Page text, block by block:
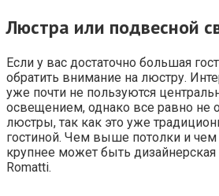
Люстра или подвесной
Если у вас достаточно большая
обратить внимание на люстру.
уже почти не пользуются
освещением, однако все равно не
люстры, так как это уже
гостиной. Чем выше потолки и
крупнее может быть дизайнерская
Romatti.